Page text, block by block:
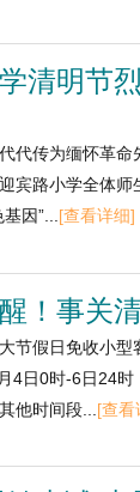
清明节
代传为缅怀革命
宾路小学全体师
因”... [查看详细]
！事关
节假日免收小型
4日0时-6日24时
他时间段... [查看